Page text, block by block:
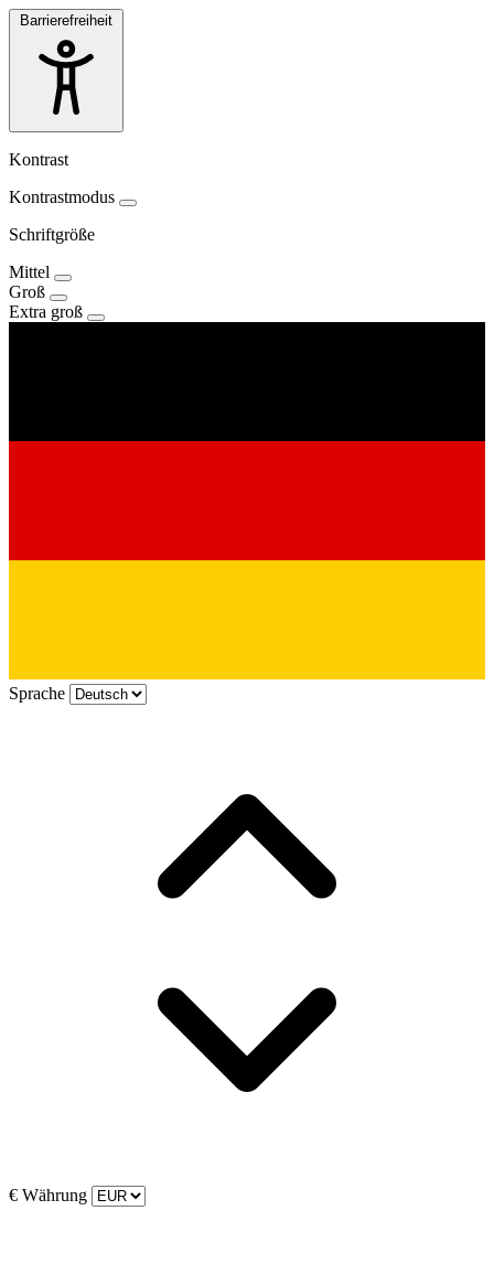
Barrierefreiheit
Kontrast
Kontrastmodus
Schriftgröße
Mittel
Groß
Extra groß
Sprache
€ Währung